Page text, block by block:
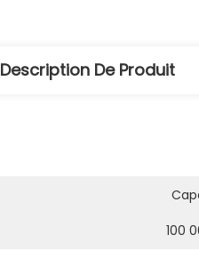
Description De Produit
100